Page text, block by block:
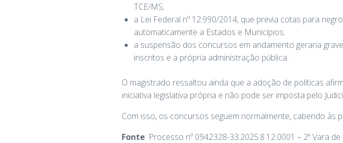
TCE/MS;
a Lei Federal nº 12.990/2014, que previa cotas para
automaticamente a Estados e Municípios;
a suspensão dos concursos em andamento geraria
inscritos e a própria administração pública.
O magistrado ressaltou ainda que a adoção de políticas
iniciativa legislativa própria e não pode ser imposta pelo
Com isso, os concursos seguem normalmente, cabendo
Fonte: Processo nº 0942328-33.2025.8.12.0001 – 2ª Vara